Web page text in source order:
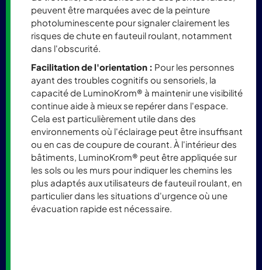
peuvent être marquées avec de la peinture
photoluminescente pour signaler clairement les
risques de chute en fauteuil roulant, notamment
dans l'obscurité.
Facilitation de l'orientation : Pour les personnes
ayant des troubles cognitifs ou sensoriels, la
capacité de LuminoKrom® à maintenir une visibilité
continue aide à mieux se repérer dans l'espace.
Cela est particulièrement utile dans des
environnements où l'éclairage peut être insuffisant
ou en cas de coupure de courant. À l'intérieur des
bâtiments, LuminoKrom® peut être appliquée sur
les sols ou les murs pour indiquer les chemins les
plus adaptés aux utilisateurs de fauteuil roulant, en
particulier dans les situations d'urgence où une
évacuation rapide est nécessaire.